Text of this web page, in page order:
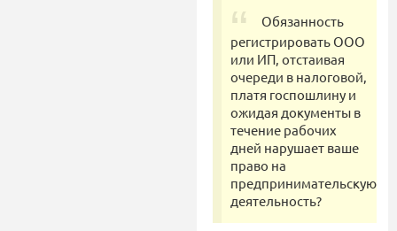
Обязанность
регистрировать ООО
или ИП, отстаивая
очереди в налоговой,
платя госпошлину и
ожидая документы в
течение рабочих
дней нарушает ваше
право на
предпринимательскую
деятельность?